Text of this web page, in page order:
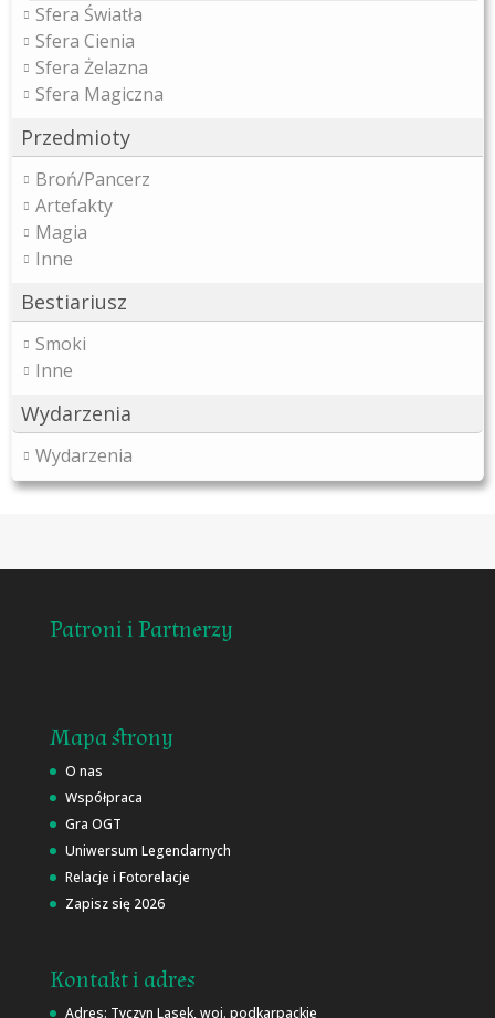
Sfera Światła
Sfera Cienia
Sfera Żelazna
Sfera Magiczna
Przedmioty
Broń/Pancerz
Artefakty
Magia
Inne
Bestiariusz
Smoki
Inne
Wydarzenia
Wydarzenia
Patroni i Partnerzy
Mapa strony
O nas
Współpraca
Gra OGT
Uniwersum Legendarnych
Relacje i Fotorelacje
Zapisz się 2026
Kontakt i adres
Adres: Tyczyn Lasek, woj. podkarpackie